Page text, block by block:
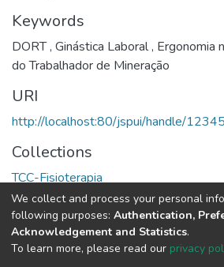
Keywords
DORT, Ginástica Laboral, Ergonomia
do Trabalhador de Mineração
URI
http://localhost:80/jspui/handle/
Collections
TCC-Fisioterapia
Full item page
We collect and process your personal
following purposes: Authentication,
Acknowledgement and Statistics.
To learn more, please read our privacy